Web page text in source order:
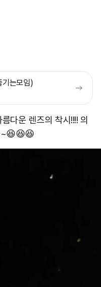
기는모임)
다운 렌즈의 착시!!!! 의
~😆😆😆